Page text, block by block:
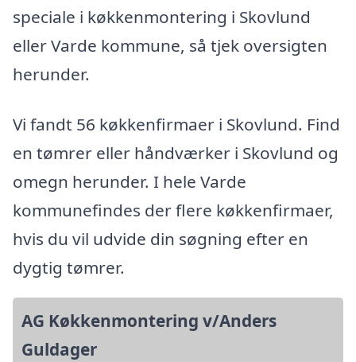
speciale i køkkenmontering i Skovlund
eller Varde kommune, så tjek oversigten
herunder.
Vi fandt 56 køkkenfirmaer i Skovlund. Find
en tømrer eller håndværker i Skovlund og
omegn herunder. I hele Varde
kommunefindes der flere køkkenfirmaer,
hvis du vil udvide din søgning efter en
dygtig tømrer.
AG Køkkenmontering v/Anders
Guldager